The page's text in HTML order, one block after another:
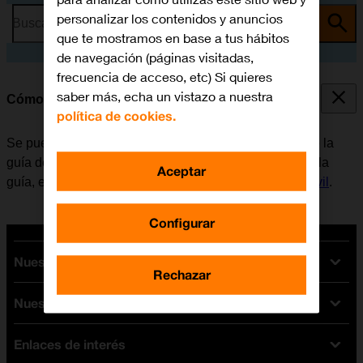
Busca por problema o tema
Cómo llamar a un contacto de la guía
Se puede llamar a un contacto, cogiendo el número de la
guía del móvil. Para poder llamar a un contacto desde la
guía, es necesario
crear un contacto en la guía del móvil .
Nuestras tarifas
Tarifas Orange
Tarifas fibra y móvil
Tarifas móviles
Nuestros dispositivos
Ofertas en móviles
Enlaces de interés
personalizar los contenidos y anuncios
que te mostramos en base a tus hábitos
de navegación (páginas visitadas,
frecuencia de acceso, etc) Si quieres
saber más, echa un vistazo a nuestra
política de cookies.
Configurar
Rechazar
Aceptar